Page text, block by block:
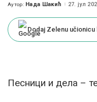
Posted
Аутор: Нада Шакић 27. јул
Dodaj Zelenu
Песници и дела –